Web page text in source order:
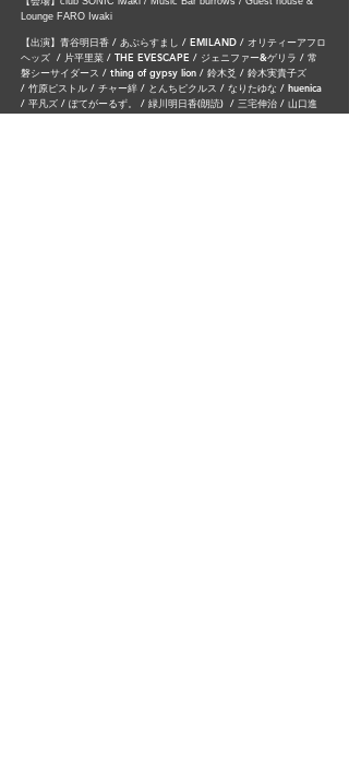
Lounge FARO Iwaki
【出演】 青谷明日香 / あぶらすまし / EMILAND / オリティーアフロ
ヘッズ / 片平里菜 / THE EVESCAPE / ジェニファー&ゲリラ / 常
磐シーサイダース / thing of gypsy lion / 鈴木爻 / 鈴木実貴子ズ
/ 竹原ピストル / チャー絆 / とんちピクルス / なりたゆな / huenica
/ 平凡ズ / ぽてがーるず。 / 緑川明日香(朗読) / 三宅伸治 / 山口進
(夜ハ短シ) /young donuts /Juni.&アベマンセイ /吉田チキン /四